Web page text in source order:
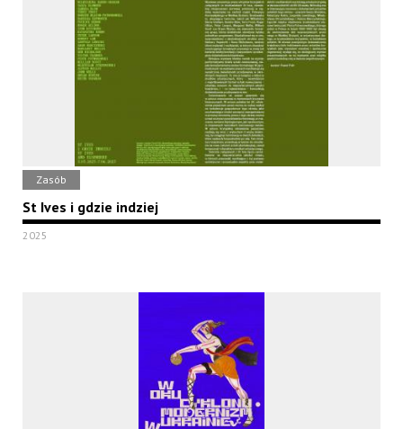
Zasób
St Ives i gdzie indziej
2025